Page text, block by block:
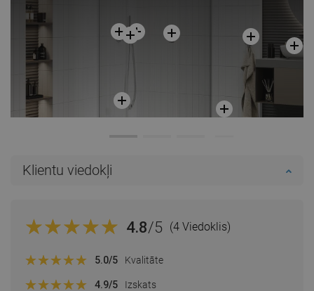
Klientu viedokļi
4.8/5 (4 Viedoklis)
5.0/5 Kvalitāte
4.9/5 Izskats